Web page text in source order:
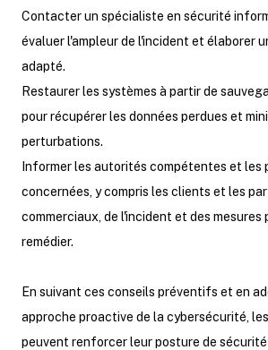
Contacter un spécialiste en sécurité
évaluer l'ampleur de l'incident et élaborer
adapté.
Restaurer les systèmes à partir de
pour récupérer les données perdues et
perturbations.
Informer les autorités compétentes et les
concernées, y compris les clients et les
commerciaux, de l'incident et des mesures
remédier.
En suivant ces conseils préventifs et en
approche proactive de la cybersécurité,
peuvent renforcer leur posture de